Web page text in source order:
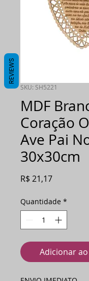
SKU: SH5221
MDF
Coração
Ave Pai
30x30cm
R$ 21,17Preço
Quantidade *
Adicionar
REVIEWS